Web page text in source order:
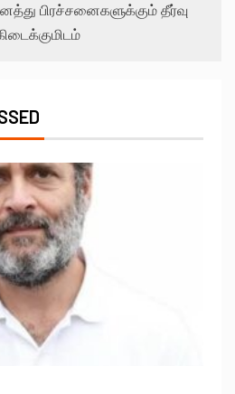
பிரச்சனைகளுக்கும் தீர்வு